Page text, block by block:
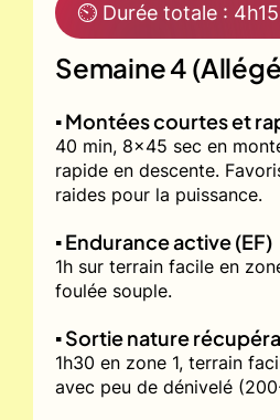
⏲ Durée totale : 4h15
Semaine 4
▪️ Montées courtes et
40 min, 8x45 sec en
rapide en descente.
raides pour la puissance.
▪️ Endurance active (EF)
1h sur terrain facile en
foulée souple.
▪️ Sortie nature
1h30 en zone 1, terrain
avec peu de dénivelé